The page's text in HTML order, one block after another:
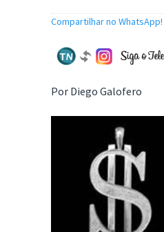
Compartilhar no WhatsApp!
Por Diego Galofero